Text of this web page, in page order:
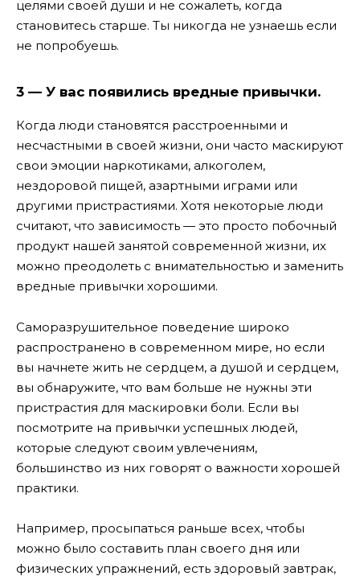
целями своей души и не сожалеть, когда
становитесь старше. Ты никогда не узнаешь если
не попробуешь.
3 — У вас появились вредные привычки.
Когда люди становятся расстроенными и
несчастными в своей жизни, они часто маскируют
свои эмоции наркотиками, алкоголем,
нездоровой пищей, азартными играми или
другими пристрастиями. Хотя некоторые люди
считают, что зависимость — это просто побочный
продукт нашей занятой современной жизни, их
можно преодолеть с внимательностью и заменить
вредные привычки хорошими.
Саморазрушительное поведение широко
распространено в современном мире, но если
вы начнете жить не сердцем, а душой и сердцем,
вы обнаружите, что вам больше не нужны эти
пристрастия для маскировки боли. Если вы
посмотрите на привычки успешных людей,
которые следуют своим увлечениям,
большинство из них говорят о важности хорошей
практики.
Например, просыпаться раньше всех, чтобы
можно было составить план своего дня или
физических упражнений, есть здоровый завтрак,